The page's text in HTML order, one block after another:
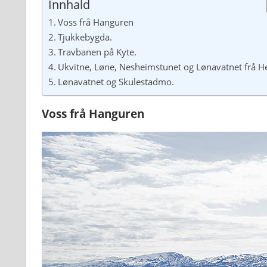
Innhald
Voss frå Hanguren
Tjukkebygda.
Travbanen på Kyte.
Ukvitne, Løne, Nesheimstunet og Lønavatnet frå
Lønavatnet og Skulestadmo.
Voss frå Hanguren